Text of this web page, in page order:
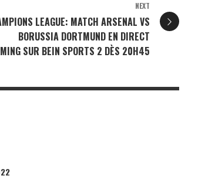
NEXT
LEAGUE: MATCH ARSENAL VS
BORUSSIA DORTMUND EN DIRECT
SUR BEIN SPORTS 2 DÈS 20H45